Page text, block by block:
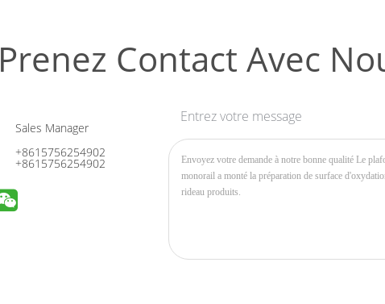
Prenez Contact Avec
Sales Manager
+8615756254902
+8615756254902
Entrez votre message